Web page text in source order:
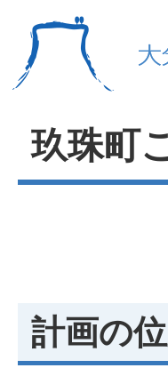
玖珠町
計画の